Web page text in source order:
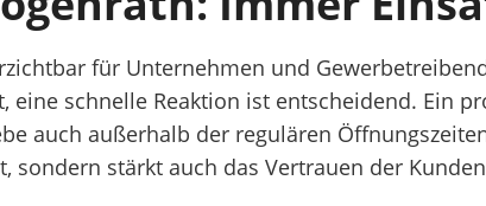
für Unternehmen und
schnelle Reaktion ist entscheidend. Ein
auch außerhalb der regulären
stärkt auch das Vertrauen der